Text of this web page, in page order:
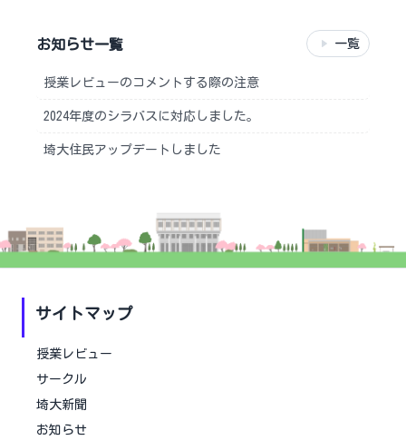
お知らせ一覧 一覧
授業レビューのコメントする際の注意
2024年度のシラバスに対応しました。
埼大住民アップデートしました
サイトマップ
授業レビュー
サークル
埼大新聞
お知らせ